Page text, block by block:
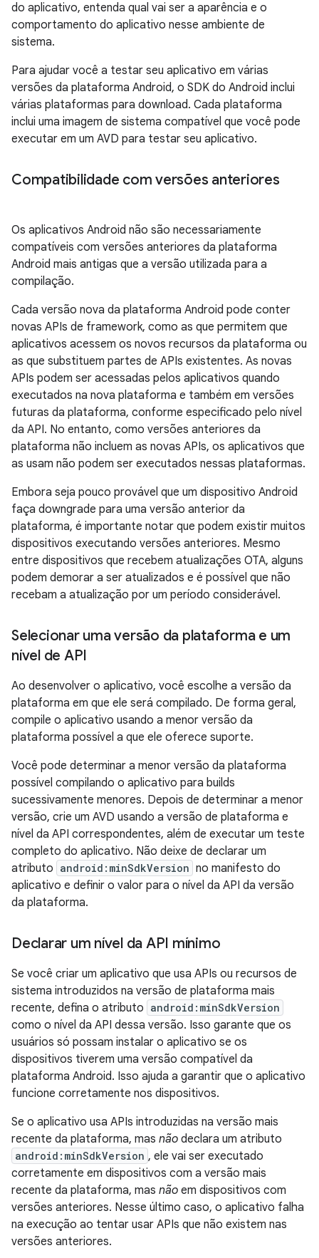
do aplicativo, entenda qual vai ser a aparência e o
comportamento do aplicativo nesse ambiente de
sistema.
Para ajudar você a testar seu aplicativo em várias
versões da plataforma Android, o SDK do Android inclui
várias plataformas para download. Cada plataforma
inclui uma imagem de sistema compatível que você pode
executar em um AVD para testar seu aplicativo.
Compatibilidade com versões anteriores
Os aplicativos Android não são necessariamente
compatíveis com versões anteriores da plataforma
Android mais antigas que a versão utilizada para a
compilação.
Cada versão nova da plataforma Android pode conter
novas APIs de framework, como as que permitem que
aplicativos acessem os novos recursos da plataforma ou
as que substituem partes de APIs existentes. As novas
APIs podem ser acessadas pelos aplicativos quando
executados na nova plataforma e também em versões
futuras da plataforma, conforme especificado pelo nível
da API. No entanto, como versões anteriores da
plataforma não incluem as novas APIs, os aplicativos que
as usam não podem ser executados nessas plataformas.
Embora seja pouco provável que um dispositivo Android
faça downgrade para uma versão anterior da
plataforma, é importante notar que podem existir muitos
dispositivos executando versões anteriores. Mesmo
entre dispositivos que recebem atualizações OTA, alguns
podem demorar a ser atualizados e é possível que não
recebam a atualização por um período considerável.
Selecionar uma versão da plataforma e um
nível de API
Ao desenvolver o aplicativo, você escolhe a versão da
plataforma em que ele será compilado. De forma geral,
compile o aplicativo usando a menor versão da
plataforma possível a que ele oferece suporte.
Você pode determinar a menor versão da plataforma
possível compilando o aplicativo para builds
sucessivamente menores. Depois de determinar a menor
versão, crie um AVD usando a versão de plataforma e
nível da API correspondentes, além de executar um teste
completo do aplicativo. Não deixe de declarar um
atributo android:minSdkVersion no manifesto do
aplicativo e definir o valor para o nível da API da versão
da plataforma.
Declarar um nível da API mínimo
Se você criar um aplicativo que usa APIs ou recursos de
sistema introduzidos na versão de plataforma mais
recente, defina o atributo android:minSdkVersion
como o nível da API dessa versão. Isso garante que os
usuários só possam instalar o aplicativo se os
dispositivos tiverem uma versão compatível da
plataforma Android. Isso ajuda a garantir que o aplicativo
funcione corretamente nos dispositivos.
Se o aplicativo usa APIs introduzidas na versão mais
recente da plataforma, mas não declara um atributo
android:minSdkVersion , ele vai ser executado
corretamente em dispositivos com a versão mais
recente da plataforma, mas não em dispositivos com
versões anteriores. Nesse último caso, o aplicativo falha
na execução ao tentar usar APIs que não existem nas
versões anteriores.